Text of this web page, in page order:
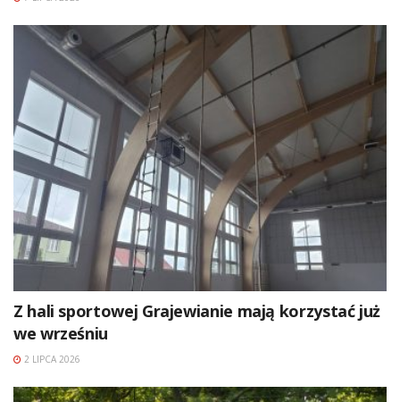
Z hali sportowej Grajewianie mają korzystać już
we wrześniu
2 LIPCA 2026